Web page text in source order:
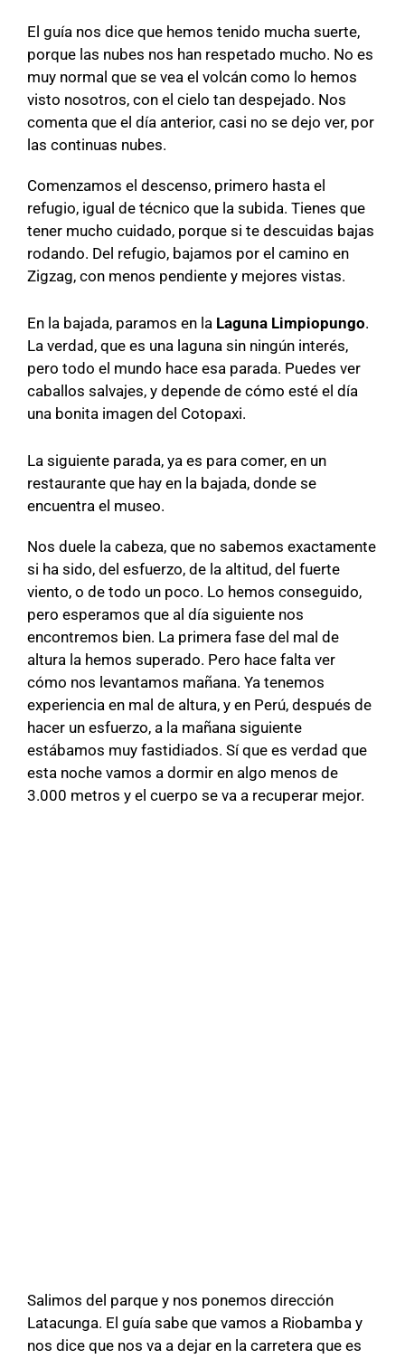
El guía nos dice que hemos tenido mucha suerte,
porque las nubes nos han respetado mucho. No es
muy normal que se vea el volcán como lo hemos
visto nosotros, con el cielo tan despejado. Nos
comenta que el día anterior, casi no se dejo ver, por
las continuas nubes.
Comenzamos el descenso, primero hasta el
refugio, igual de técnico que la subida. Tienes que
tener mucho cuidado, porque si te descuidas bajas
rodando. Del refugio, bajamos por el camino en
Zigzag, con menos pendiente y mejores vistas.
En la bajada, paramos en la Laguna Limpiopungo.
La verdad, que es una laguna sin ningún interés,
pero todo el mundo hace esa parada. Puedes ver
caballos salvajes, y depende de cómo esté el día
una bonita imagen del Cotopaxi.
La siguiente parada, ya es para comer, en un
restaurante que hay en la bajada, donde se
encuentra el museo.
Nos duele la cabeza, que no sabemos exactamente
si ha sido, del esfuerzo, de la altitud, del fuerte
viento, o de todo un poco. Lo hemos conseguido,
pero esperamos que al día siguiente nos
encontremos bien. La primera fase del mal de
altura la hemos superado. Pero hace falta ver
cómo nos levantamos mañana. Ya tenemos
experiencia en mal de altura, y en Perú, después de
hacer un esfuerzo, a la mañana siguiente
estábamos muy fastidiados. Sí que es verdad que
esta noche vamos a dormir en algo menos de
3.000 metros y el cuerpo se va a recuperar mejor.
Salimos del parque y nos ponemos dirección
Latacunga. El guía sabe que vamos a Riobamba y
nos dice que nos va a dejar en la carretera que es